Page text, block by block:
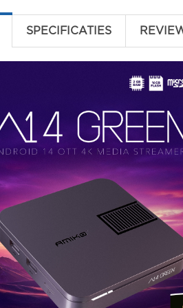
SPECIFICATIES